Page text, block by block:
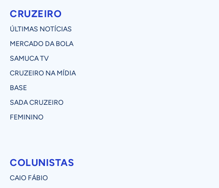
CRUZEIRO
ÚLTIMAS NOTÍCIAS
MERCADO DA BOLA
SAMUCA TV
CRUZEIRO NA MÍDIA
BASE
SADA CRUZEIRO
FEMININO
COLUNISTAS
CAIO FÁBIO